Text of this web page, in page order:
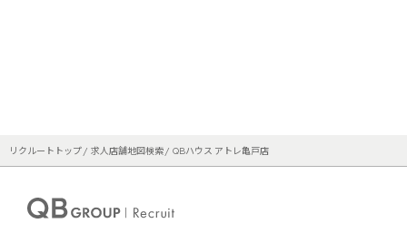
リクルートトップ 求人店舗地図検索 QBハウス アトレ亀戸店